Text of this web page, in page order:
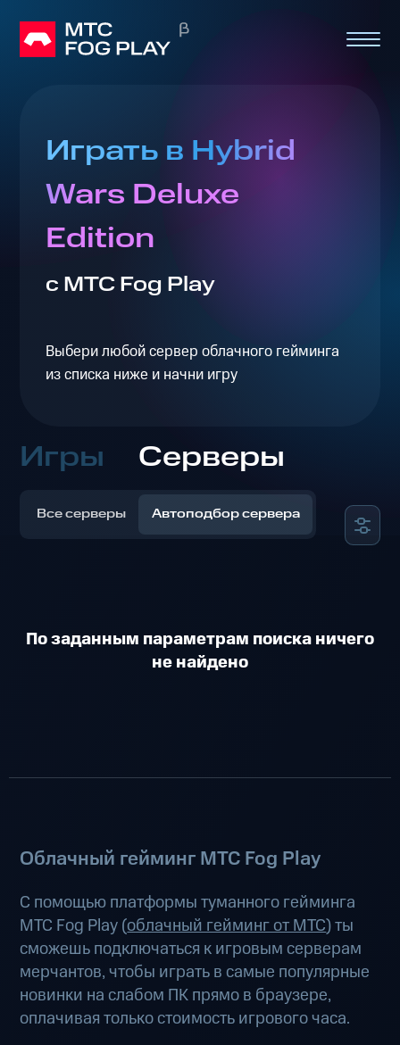
Играть в Hybrid
Wars Deluxe
Edition
с МТС Fog Play
Выбери любой сервер облачного гейминга
из списка ниже и начни игру
Игры Серверы
Все серверы Автоподбор сервера
По заданным параметрам поиска ничего
не найдено
Облачный гейминг МТС Fog Play
С помощью платформы туманного гейминга
МТС Fog Play (облачный гейминг от МТС) ты
сможешь подключаться к игровым серверам
мерчантов, чтобы играть в самые популярные
новинки на слабом ПК прямо в браузере,
оплачивая только стоимость игрового часа.